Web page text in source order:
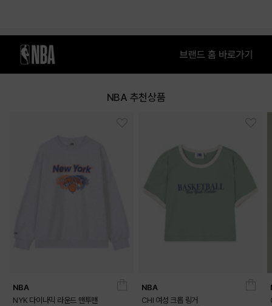
BLACK
PRODUCT VIEW
NBA 추천상품
NBA
NYK 다이나믹 라운드 맨투맨
NBA
CHI 여성 크롭 링거